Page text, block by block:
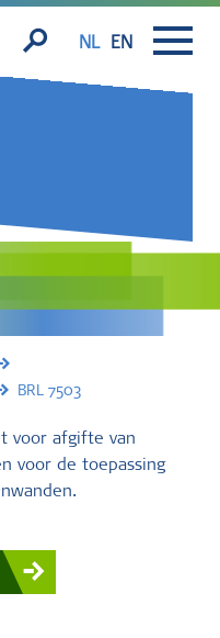
NL EN
BRL 7503
voor afgifte van
voor de toepassing